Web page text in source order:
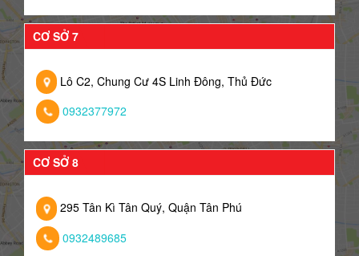
CƠ SỞ 7
Lô C2, Chung Cư 4S Linh Đông, Thủ Đức
0932377972
CƠ SỞ 8
295 Tân Kì Tân Quý, Quận Tân Phú
0932489685